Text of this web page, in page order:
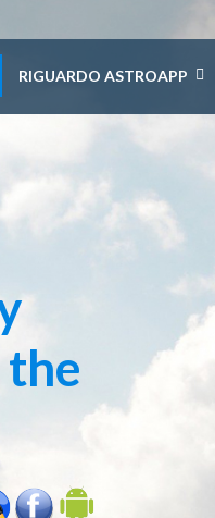
RIGUARDO ASTROAPP